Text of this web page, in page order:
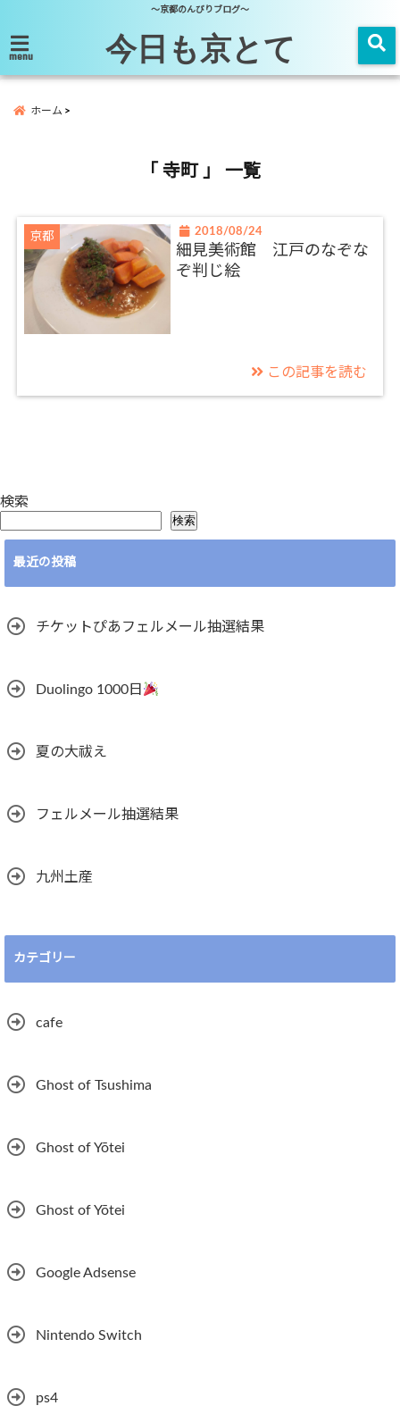
～京都のんびりブログ～
menu 今日も京とて
ホーム
「 寺町 」 一覧
京都 2018/08/24
細見美術館 江戸のなぞな
ぞ判じ絵
この記事を読む
検索
検索
最近の投稿
チケットぴあフェルメール抽選結果
Duolingo 1000日
夏の大祓え
フェルメール抽選結果
九州土産
カテゴリー
cafe
Ghost of Tsushima
Ghost of Yōtei
Ghost of Yōtei
Google Adsense
Nintendo Switch
ps4